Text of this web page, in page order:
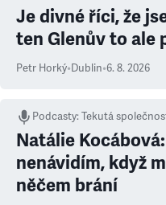
Je divné říci, že
ten Glenův to
Petr Horký•Dublin•6. 8. 2026
Podcasty:Tekutá
Natálie
nenávidím, když
něčem brání